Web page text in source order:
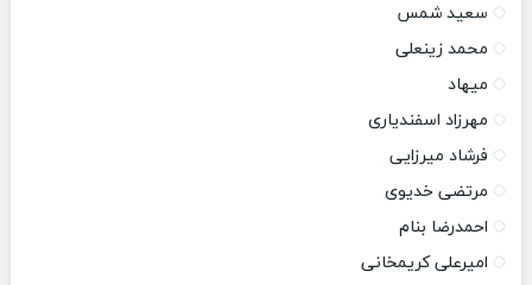
سعید شمس
محمد زینعلی
میهاد
مهرزاد اسفندیاری
فرشاد میرزایی
مرتضی خدیوی
احمدرضا بنام
امیرعلی کریمخانی